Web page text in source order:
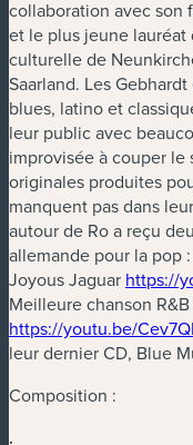
collaboration avec son
et le plus jeune lauréat
culturelle de
Saarland. Les
blues, latino et
leur public avec
improvisée à couper le
originales produites
manquent pas dans
autour de Ro a reçu
allemande pour la pop
Joyous Jaguar https://
Meilleure chanson
https://youtu.be/
leur dernier CD, Blue
Composition :
.